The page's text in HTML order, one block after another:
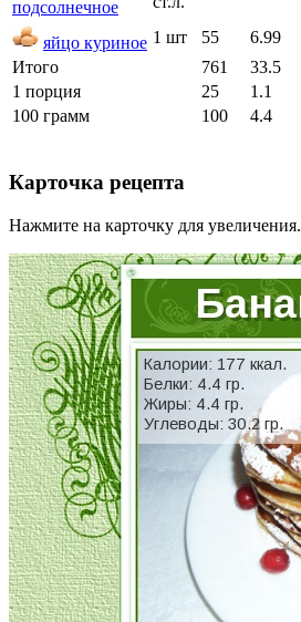
подсолнечное
яйцо куриное 1 шт 55 6.99
Итого
761 33.5
1 порция
25 1.1
100 грамм
100 4.4
Карточка рецепта
Нажмите на карточку для увеличения.